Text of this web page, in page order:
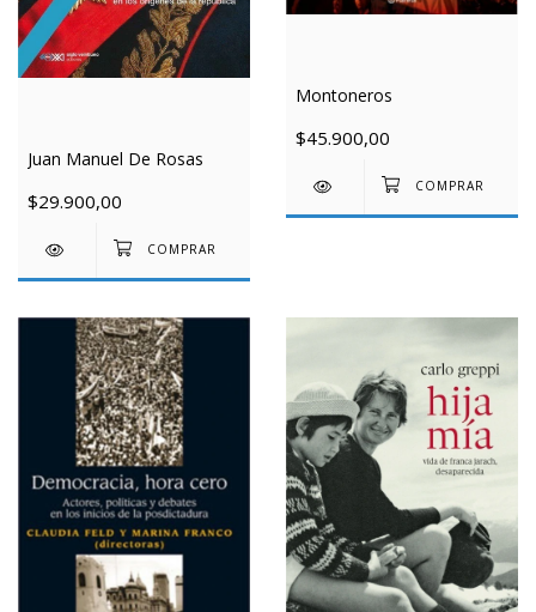
Juan Manuel De Rosas
$29.900,00
Montoneros
$45.900,00